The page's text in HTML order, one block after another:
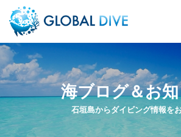
石垣島からダイビング情報を
海ブログ＆お